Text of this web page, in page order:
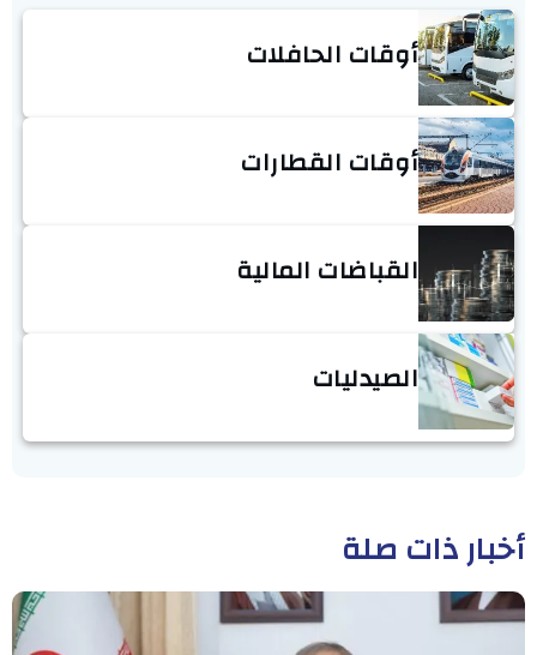
أوقات الحافلات
أوقات القطارات
القباضات المالية
الصيدليات
أخبار ذات صلة